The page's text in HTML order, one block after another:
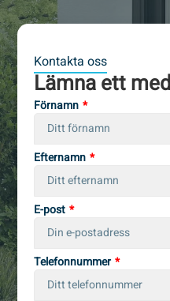
Kontakta oss
Lämna ett
Förnamn
Efternamn
E-post
Telefonnummer